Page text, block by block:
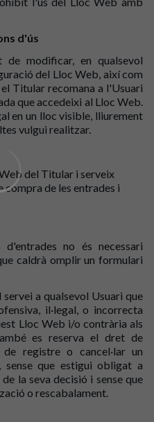
d'ús
modificar, en qualsevol
del Lloc Web, així com
Titular recomana a l'Usuari
que accedeixi al Lloc Web.
en un lloc visible, lliurement
vulgui realitzar.
del Titular i serveix
de les entrades i
no és necessari
caldrà omplir un formulari
a qualsevol Usuari que
il·legal, o incorrecta
Lloc Web i/o contrària als
es reserva el dret de
registre o cancel·lar un
sense que estigui obligat a
la seva decisió i sense que
o rescabalament.